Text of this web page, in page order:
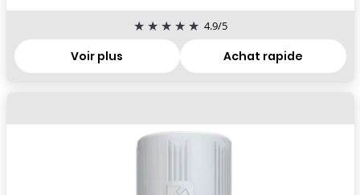
4.9/5
Voir plus Achat rapide